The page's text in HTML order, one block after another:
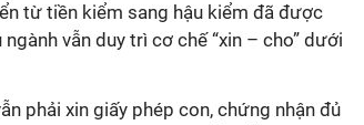
từ tiền kiểm sang hậu kiểm đã được
vẫn duy trì cơ chế “xin – cho” dưới
phải xin giấy phép con, chứng nhận đủ